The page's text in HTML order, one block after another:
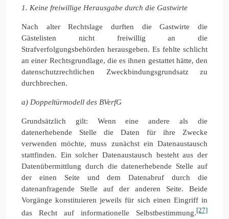
1. Keine freiwillige Herausgabe durch die Gastwirte
Nach alter Rechtslage durften die Gastwirte die
Gästelisten nicht freiwillig an die
Strafverfolgungsbehörden herausgeben. Es fehlte schlicht
an einer Rechtsgrundlage, die es ihnen gestattet hätte, den
datenschutzrechtlichen Zweckbindungsgrundsatz zu
durchbrechen.
a) Doppeltürmodell des BVerfG
Grundsätzlich gilt: Wenn eine andere als die
datenerhebende Stelle die Daten für ihre Zwecke
verwenden möchte, muss zunächst ein Datenaustausch
stattfinden. Ein solcher Datenaustausch besteht aus der
Datenübermittlung durch die datenerhebende Stelle auf
der einen Seite und dem Datenabruf durch die
datenanfragende Stelle auf der anderen Seite. Beide
Vorgänge konstituieren jeweils für sich einen Eingriff in
das Recht auf informationelle Selbstbestimmung.[27]